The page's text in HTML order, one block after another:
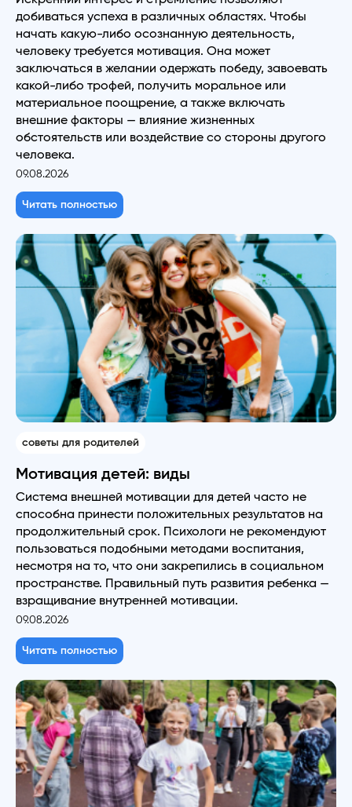
добиваться успеха в различных областях. Чтобы
начать какую-либо осознанную деятельность,
человеку требуется мотивация. Она может
заключаться в желании одержать победу, завоевать
какой-либо трофей, получить моральное или
материальное поощрение, а также включать
внешние факторы — влияние жизненных
обстоятельств или воздействие со стороны другого
человека.
09.08.2026
Читать полностью
советы для родителей
Мотивация детей: виды
Система внешней мотивации для детей часто не
способна принести положительных результатов на
продолжительный срок. Психологи не рекомендуют
пользоваться подобными методами воспитания,
несмотря на то, что они закрепились в социальном
пространстве. Правильный путь развития ребенка —
взращивание внутренней мотивации.
09.08.2026
Читать полностью